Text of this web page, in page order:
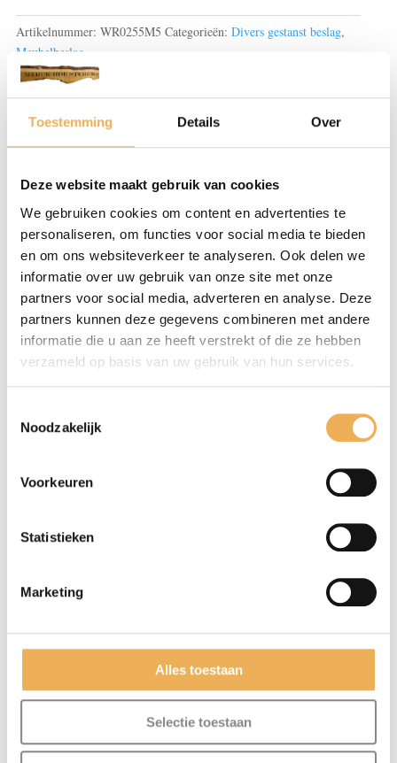
Toestemming Details Over
Deze website maakt gebruik van cookies
We gebruiken cookies om content en advertenties te
personaliseren, om functies voor social media te bieden
en om ons websiteverkeer te analyseren. Ook delen we
informatie over uw gebruik van onze site met onze
partners voor social media, adverteren en analyse. Deze
partners kunnen deze gegevens combineren met andere
informatie die u aan ze heeft verstrekt of die ze hebben
verzameld op basis van uw gebruik van hun services.
Noodzakelijk
Voorkeuren
Statistieken
Marketing
Alles toestaan
Selectie toestaan
Artikelnummer: WR0255M5 Categorieën: Divers gestanst beslag,
Meubelbeslag
Beoordelingen (0)
BEOORDELINGEN
Er zijn nog geen beoordelingen.
Wees de eerste om “Combinaties gegoten/gestanst en
grepen” te beoordelen
Je e-mailadres wordt niet gepubliceerd.
Vereiste velden zijn gemarkeerd met*
Je waardering *
Mijn naam, e-mail en site opslaan in
deze browser voor de volgende keer wanneer
ik een reactie plaats.